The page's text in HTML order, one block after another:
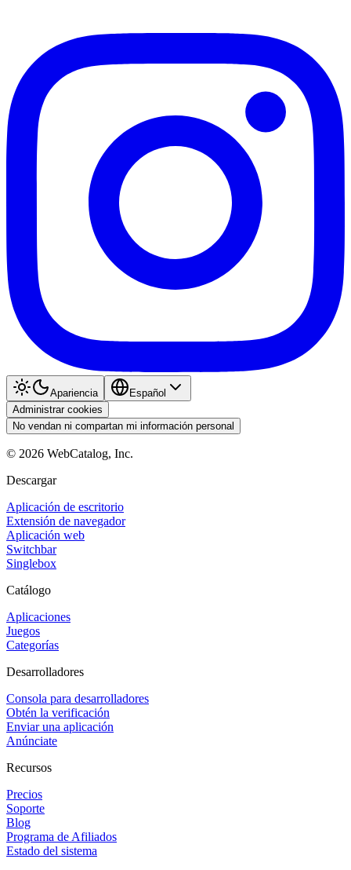
Apariencia
Español
Administrar cookies
No vendan ni compartan mi información personal
© 2026 WebCatalog, Inc.
Descargar
Aplicación de escritorio
Extensión de navegador
Aplicación web
Switchbar
Singlebox
Catálogo
Aplicaciones
Juegos
Categorías
Desarrolladores
Consola para desarrolladores
Obtén la verificación
Enviar una aplicación
Anúnciate
Recursos
Precios
Soporte
Blog
Programa de Afiliados
Estado del sistema